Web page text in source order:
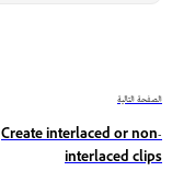
الصفحة التالية
Create interlaced or non-
interlaced clips